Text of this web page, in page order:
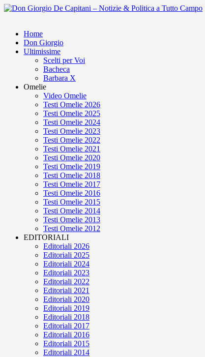
Home
Don Giorgio
Ultimissime
Scelti per Voi
Bacheca
Barbara X
Omelie
Video Omelie
Testi Omelie 2026
Testi Omelie 2025
Testi Omelie 2024
Testi Omelie 2023
Testi Omelie 2022
Testi Omelie 2021
Testi Omelie 2020
Testi Omelie 2019
Testi Omelie 2018
Testi Omelie 2017
Testi Omelie 2016
Testi Omelie 2015
Testi Omelie 2014
Testi Omelie 2013
Testi Omelie 2012
EDITORIALI
Editoriali 2026
Editoriali 2025
Editoriali 2024
Editoriali 2023
Editoriali 2022
Editoriali 2021
Editoriali 2020
Editoriali 2019
Editoriali 2018
Editoriali 2017
Editoriali 2016
Editoriali 2015
Editoriali 2014